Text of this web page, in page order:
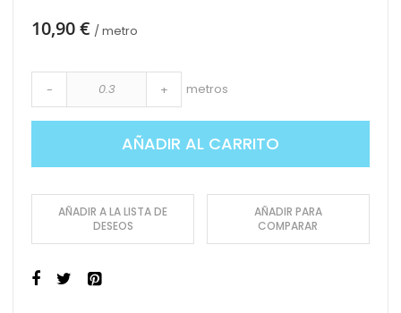
galería
10,90 € / metro
- + metros
AÑADIR AL CARRITO
AÑADIR A LA LISTA DE
DESEOS
AÑADIR PARA
COMPARAR